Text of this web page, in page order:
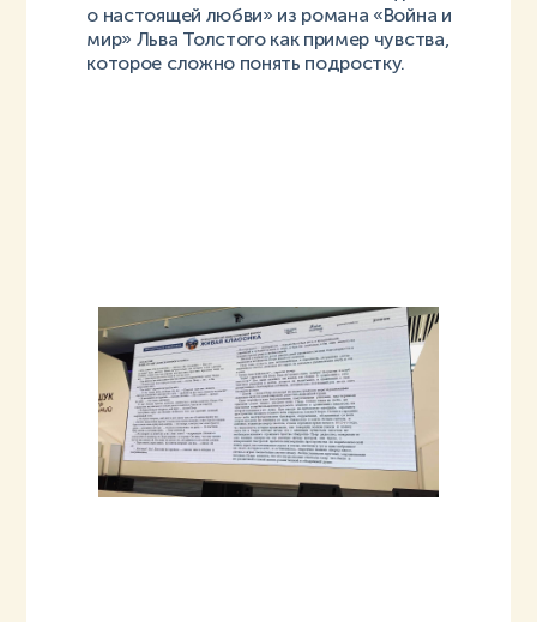
о настоящей любви» из романа «Война и
мир» Льва Толстого как пример чувства,
которое сложно понять подростку.